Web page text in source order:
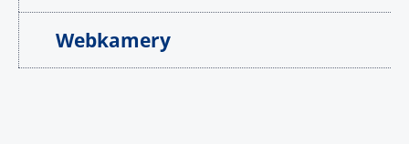
Webkamery